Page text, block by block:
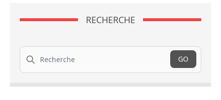
RECHERCHE
Recherche
GO